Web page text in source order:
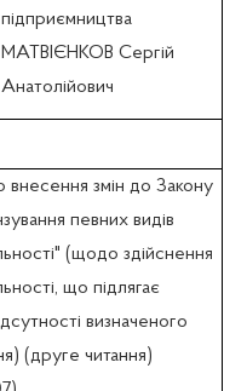
підприємництва
МАТВІЄНКОВ Сергій
Анатолійович
внесення змін до Закону
певних видів
(щодо здійснення
що підлягає
визначеного
(друге читання)